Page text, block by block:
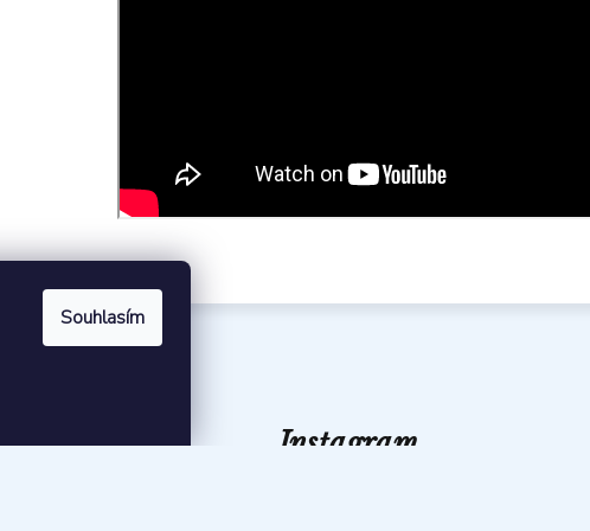
Souhlasím
Facebook Instagram